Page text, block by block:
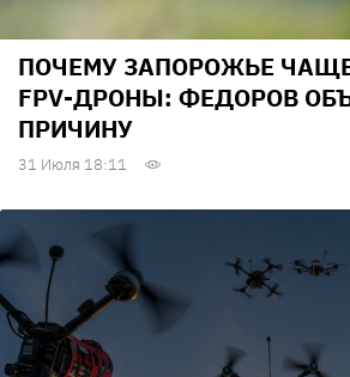
ПОЧЕМУ ЗАПОРОЖЬЕ
FPV-ДРОНЫ: ФЕДОРОВ
ПРИЧИНУ
31 Июля 18:11